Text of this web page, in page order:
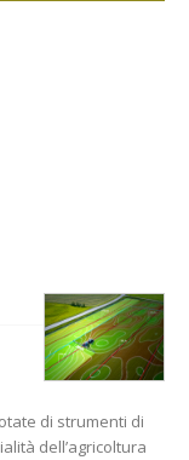
di strumenti di
dell’agricoltura